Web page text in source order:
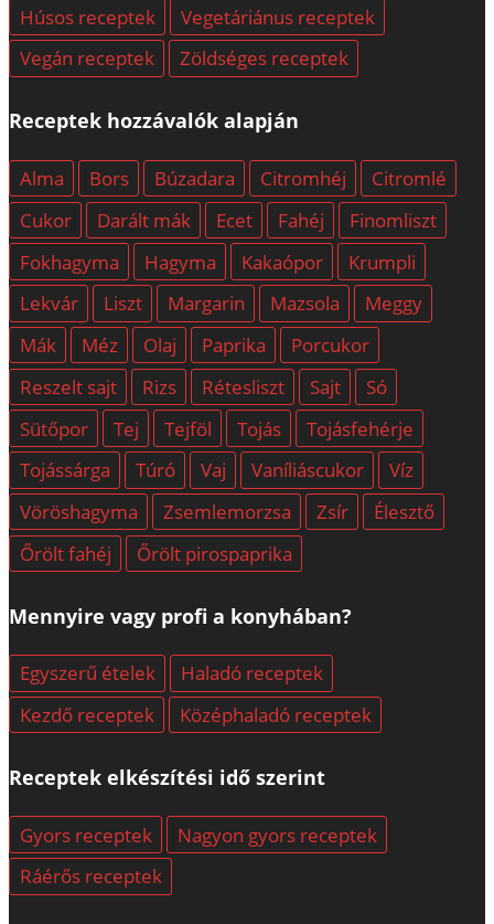
Húsos receptek
Vegetáriánus receptek
Vegán receptek
Zöldséges receptek
Receptek hozzávalók alapján
Alma Bors Búzadara Citromhéj
Citromlé
Cukor
Darált mák Ecet Fahéj
Finomliszt
Fokhagyma
Hagyma Kakaópor
Krumpli
Lekvár
Liszt Margarin Mazsola
Meggy
Mák
Méz Olaj Paprika
Porcukor
Reszelt sajt
Rizs Rétesliszt Sajt
Só
Sütőpor
Tej Tejföl Tojás
Tojásfehérje
Tojássárga
Túró Vaj Vaníliáscukor
Víz
Vöröshagyma
Zsemlemorzsa Zsír
Élesztő
Őrölt fahéj
Őrölt pirospaprika
Mennyire vagy profi a konyhában?
Egyszerű ételek
Haladó receptek
Kezdő receptek
Középhaladó receptek
Receptek elkészítési idő szerint
Gyors receptek
Nagyon gyors receptek
Ráérős receptek